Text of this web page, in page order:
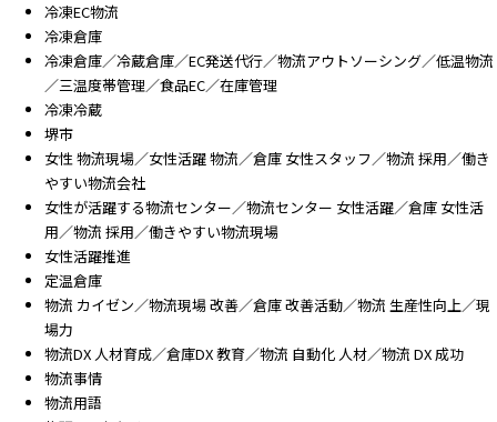
冷凍EC物流
冷凍倉庫
冷凍倉庫／冷蔵倉庫／EC発送代行／物流アウトソーシング／低温物流
／三温度帯管理／食品EC／在庫管理
冷凍冷蔵
堺市
女性 物流現場／女性活躍 物流／倉庫 女性スタッフ／物流 採用／働き
やすい物流会社
女性が活躍する物流センター／物流センター 女性活躍／倉庫 女性活
用／物流 採用／働きやすい物流現場
女性活躍推進
定温倉庫
物流 カイゼン／物流現場 改善／倉庫 改善活動／物流 生産性向上／現
場力
物流DX 人材育成／倉庫DX 教育／物流 自動化 人材／物流 DX 成功
物流事情
物流用語